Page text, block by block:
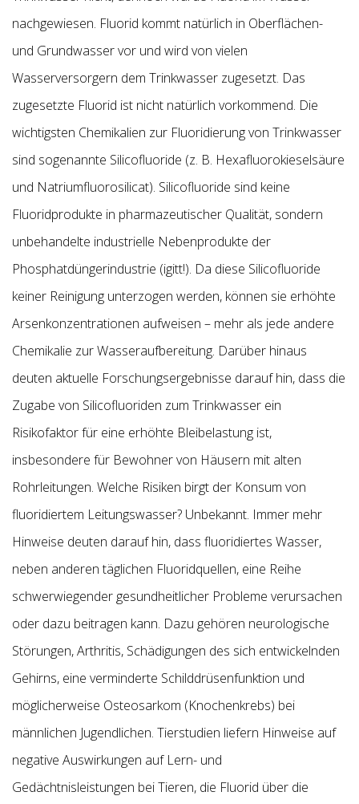
nachgewiesen. Fluorid kommt natürlich in Oberflächen-
und Grundwasser vor und wird von vielen
Wasserversorgern dem Trinkwasser zugesetzt. Das
zugesetzte Fluorid ist nicht natürlich vorkommend. Die
wichtigsten Chemikalien zur Fluoridierung von Trinkwasser
sind sogenannte Silicofluoride (z. B. Hexafluorokieselsäure
und Natriumfluorosilicat). Silicofluoride sind keine
Fluoridprodukte in pharmazeutischer Qualität, sondern
unbehandelte industrielle Nebenprodukte der
Phosphatdüngerindustrie (igitt!). Da diese Silicofluoride
keiner Reinigung unterzogen werden, können sie erhöhte
Arsenkonzentrationen aufweisen – mehr als jede andere
Chemikalie zur Wasseraufbereitung. Darüber hinaus
deuten aktuelle Forschungsergebnisse darauf hin, dass die
Zugabe von Silicofluoriden zum Trinkwasser ein
Risikofaktor für eine erhöhte Bleibelastung ist,
insbesondere für Bewohner von Häusern mit alten
Rohrleitungen. Welche Risiken birgt der Konsum von
fluoridiertem Leitungswasser? Unbekannt. Immer mehr
Hinweise deuten darauf hin, dass fluoridiertes Wasser,
neben anderen täglichen Fluoridquellen, eine Reihe
schwerwiegender gesundheitlicher Probleme verursachen
oder dazu beitragen kann. Dazu gehören neurologische
Störungen, Arthritis, Schädigungen des sich entwickelnden
Gehirns, eine verminderte Schilddrüsenfunktion und
möglicherweise Osteosarkom (Knochenkrebs) bei
männlichen Jugendlichen. Tierstudien liefern Hinweise auf
negative Auswirkungen auf Lern- und
Gedächtnisleistungen bei Tieren, die Fluorid über die